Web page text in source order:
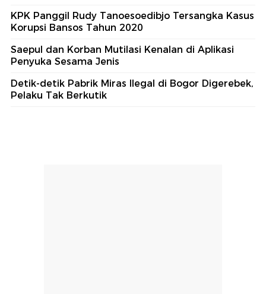
KPK Panggil Rudy Tanoesoedibjo Tersangka Kasus
Korupsi Bansos Tahun 2020
Saepul dan Korban Mutilasi Kenalan di Aplikasi
Penyuka Sesama Jenis
Detik-detik Pabrik Miras Ilegal di Bogor Digerebek,
Pelaku Tak Berkutik